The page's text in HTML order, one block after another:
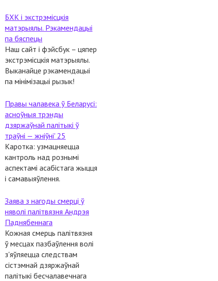
БХК і экстрэмісцкія
матэрыялы. Рэкамендацыі
па бяспецы
Наш сайт і фэйсбук – цяпер
экстрэмісцкія матэрыялы.
Выканайце рэкамендацыі
па мінімізацыі рызык!
Правы чалавека ў Беларусі:
асноўныя трэнды
дзяржаўнай палітыкі ў
траўні — жніўні' 25
Каротка: узмацняецца
кантроль над рознымі
аспектамі асабістага жыцця
і самавыяўлення.
Заява з нагоды смерці ў
няволі палітвязня Андрэя
Паднябеннага
Кожная смерць палітвязня
ў месцах пазбаўлення волі
з'яўляецца следствам
сістэмнай дзяржаўнай
палітыкі бесчалавечнага